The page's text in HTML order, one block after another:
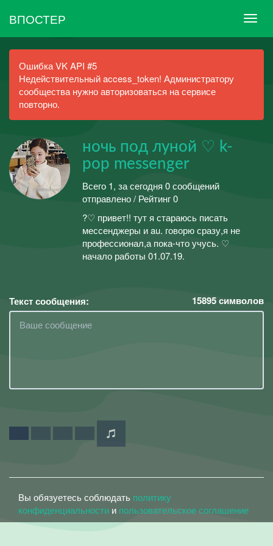
ВПОСТЕР
Ошибка VK API #5
Недействительный access_token! Администратору
сообщества нужно авторизоваться на сервисе
повторно.
ночь под луной ♡ k-
pop messenger
Всего 1, за сегодня 0 сообщений
отправлено / Рейтинг 0
?♡ привет!! тут я стараюсь писать
мессенджеры и au. говорю сразу,я не
профессионал,а пока-что учусь. ♡
начало работы 01.07.19.
Текст сообщения: 15895символов
Вы обязуетесь соблюдать политику
конфиденциальности и пользовательское соглашение